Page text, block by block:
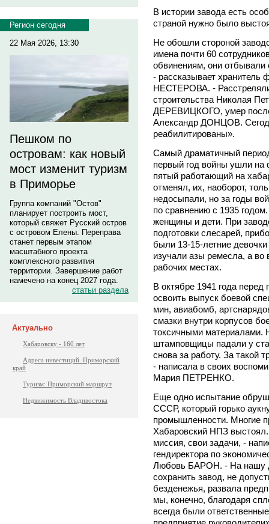
Регион сегодня
22 Мая 2026, 13:30
Пешком по
островам: как новый
мост изменит туризм
в Приморье
Группа компаний "Остов"
планирует построить мост,
который свяжет Русский остров
с островом Елены. Переправа
станет первым этапом
масштабного проекта
комплексного развития
территории. Завершение работ
намечено на конец 2027 года.
статьи раздела
Актуально
Хабаровску - 160 лет
Адреса инвестиций. Приморский
край
Туризм: Приморский маршрут
Недвижимость Владивостока
В истории завода есть
страной нужно было
Не обошли стороной
имена почти 60
обвинениям, они отбывали
- рассказывает хранитель
НЕСТЕРОВА. -
строительства Николая
ДЕРЕВИЦКОГО, умер после
Александр ДОНЦОВ.
реабилитированы».
Самый драматичный
первый год войны ушли на
пятый работающий на
отменял, их, наоборот,
недосыпали, но за годы
по сравнению с 1935
женщины и дети. При
подготовки слесарей,
были 13-15-летние
изучали азы ремесла, а во
рабочих местах.
В октябре 1941 года перед
освоить выпуск боевой
мин, авиабомб,
смазки внутри корпусов
токсичными материалами.
штамповщицы падали у
снова за работу. За такой
- написала в своих
Мария ПЕТРЕНКО.
Еще одно испытание
СССР, который горько
промышленности. Многие
Хабаровский НПЗ выстоял.
миссия, свои задачи, -
гендиректора по
Любовь БАРОН. - На нашу
сохранить завод, не
безденежья, развала
мы, конечно, благодаря
всегда были